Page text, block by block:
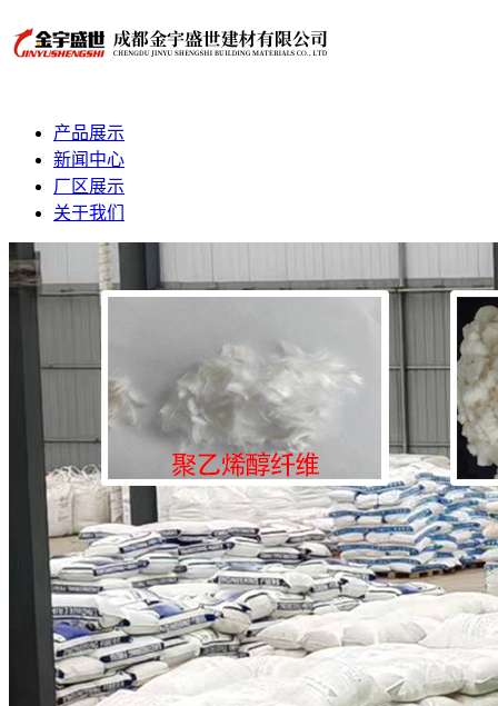
产品展示
新闻中心
厂区展示
关于我们